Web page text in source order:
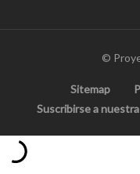
©
Sitemap
Suscribirse a